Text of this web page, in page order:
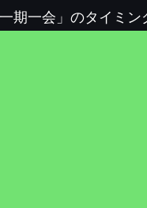
期一会」のタイミ